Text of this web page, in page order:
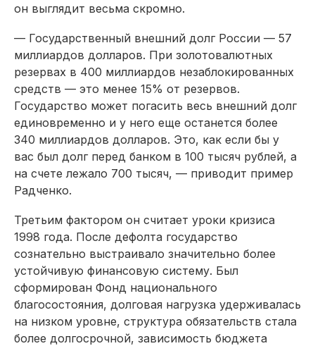
он выглядит весьма скромно.
— Государственный внешний долг России — 57
миллиардов долларов. При золотовалютных
резервах в 400 миллиардов незаблокированных
средств — это менее 15% от резервов.
Государство может погасить весь внешний долг
единовременно и у него еще останется более
340 миллиардов долларов. Это, как если бы у
вас был долг перед банком в 100 тысяч рублей, а
на счете лежало 700 тысяч, — приводит пример
Радченко.
Третьим фактором он считает уроки кризиса
1998 года. После дефолта государство
сознательно выстраивало значительно более
устойчивую финансовую систему. Был
сформирован Фонд национального
благосостояния, долговая нагрузка удерживалась
на низком уровне, структура обязательств стала
более долгосрочной, зависимость бюджета